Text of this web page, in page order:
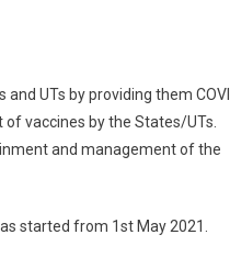
UTs by providing them
vaccines by the States/UTs.
and management of the
started from 1st May 2021.